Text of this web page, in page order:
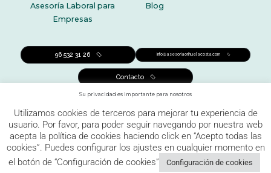
Asesoría Laboral para
Empresas
Blog
96 532 31 26 info@asesoriaorihuelacosta.com
Contacto
Aviso legal
Política de privacidad
Política de Cookies
Canal de denuncias
Su privacidad es importante para nosotros
Utilizamos cookies de terceros para mejorar tu experiencia de
usuario. Por favor, para poder seguir navegando por nuestra web
acepta la política de cookies haciendo click en “Acepto todas las
cookies”. Puedes configurar los ajustes en cualquier momento en
el botón de “Configuración de cookies”
Configuración de cookies